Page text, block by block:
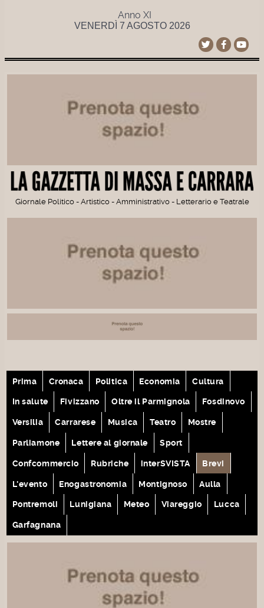
Anno XI
VENERDÌ 7 AGOSTO 2026
Giornale Politico - Artistico - Amministrativo - Letterario e Teatrale
Prima Cronaca Politica Economia Cultura
In salute Fivizzano Oltre il Parmignola Fosdinovo
Versilia Carrarese Musica Teatro Mostre
Parliamone Lettere al giornale Sport
Confcommercio Rubriche interSVISTA Brevi
L'evento Enogastronomia Montignoso Aulla
Pontremoli Lunigiana Meteo Viareggio Lucca
Garfagnana